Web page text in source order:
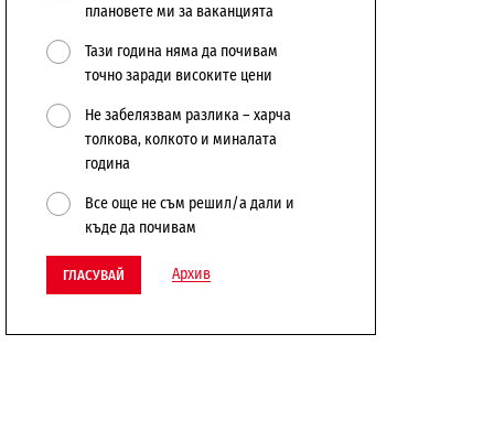
плановете ми за ваканцията
Тази година няма да почивам
точно заради високите цени
Не забелязвам разлика – харча
толкова, колкото и миналата
година
Все още не съм решил/а дали и
къде да почивам
ГЛАСУВАЙ Архив